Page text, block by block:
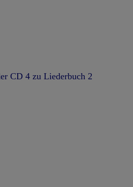
CD 4 zu Liederbuch 2